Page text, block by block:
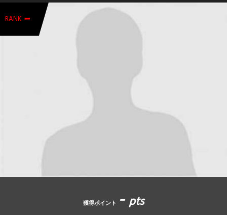
チーム・選手
加盟・登録
エントリー
JBCF ROAD SERIESとは
RANK -
獲得ポイント -pts